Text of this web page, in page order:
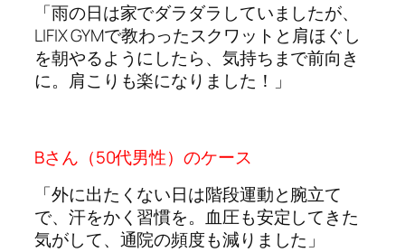
「雨の日は家でダラダラしていましたが、
LIFIX GYMで教わったスクワットと肩ほぐし
を朝やるようにしたら、気持ちまで前向き
に。肩こりも楽になりました！」
Bさん（50代男性）のケース
「外に出たくない日は階段運動と腕立て
で、汗をかく習慣を。血圧も安定してきた
気がして、通院の頻度も減りました」